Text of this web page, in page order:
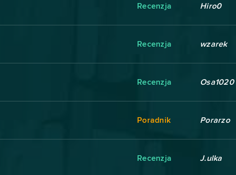
Recenzja Hiro0
Recenzja wzarek
Recenzja Osa1020
Poradnik Porarzo
Recenzja J.ulka